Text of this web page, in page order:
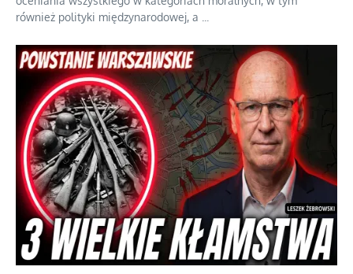
również polityki międzynarodowej, a